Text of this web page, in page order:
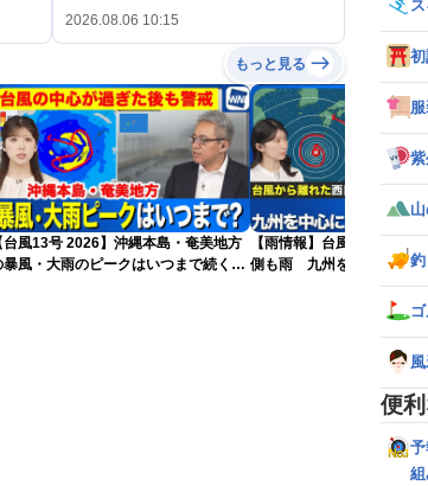
2026.08.06 10:15
もっと見る
台風13号 2026】沖縄本島・奄美地方
暴風・大雨のピークはいつまで続く？
【雨情報】台風から離れた
側も雨 九州を中心に大雨
便